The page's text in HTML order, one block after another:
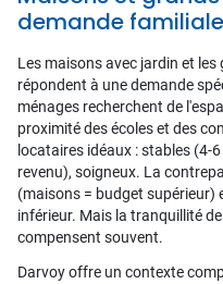
demande familiale
Les maisons avec jardin et
répondent à une demande
ménages recherchent de
proximité des écoles et des
locataires idéaux : stables (4-
revenu), soigneux. La
(maisons = budget supérieur)
inférieur. Mais la tranquillité
compensent souvent.
Darvoy offre un contexte